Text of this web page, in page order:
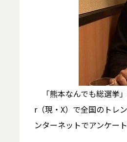
「熊本なんでも総選挙
r（現・X）で全国のトレ
ンターネットでアンケー